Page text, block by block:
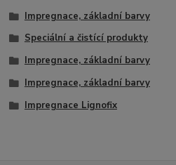
Impregnace, základní barvy
Speciální a čistící produkty
Impregnace, základní barvy
Impregnace, základní barvy
Impregnace Lignofix